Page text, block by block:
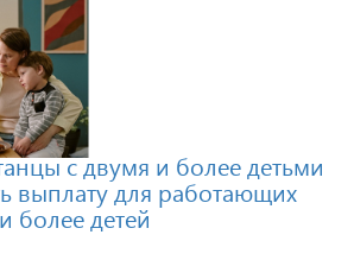
с двумя и более детьми
выплату для работающих
более детей